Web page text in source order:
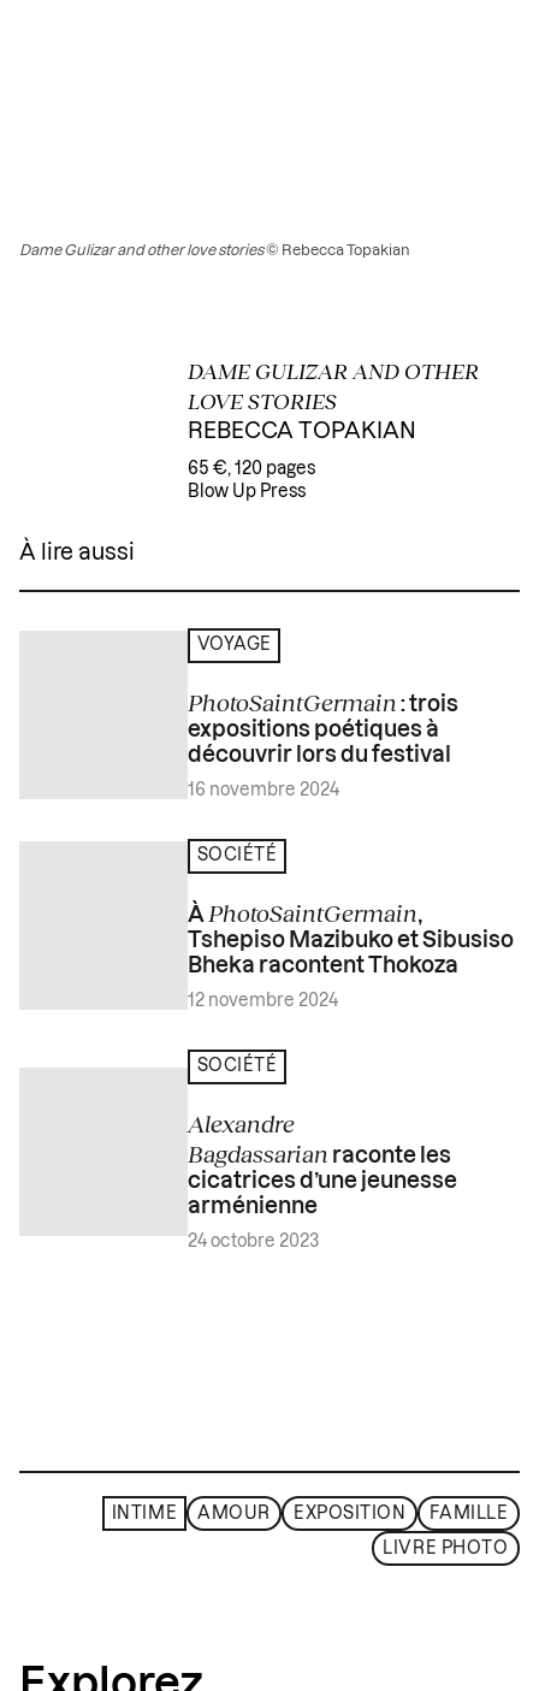
Dame Gulizar and other love stories© Rebecca Topakian
DAME GULIZAR AND OTHER
LOVE STORIES
REBECCA TOPAKIAN
65 €, 120 pages
Blow Up Press
À lire aussi
VOYAGE
PhotoSaintGermain : trois
expositions poétiques à
découvrir lors du festival
16 novembre 2024
SOCIÉTÉ
À PhotoSaintGermain,
Tshepiso Mazibuko et Sibusiso
Bheka racontent Thokoza
12 novembre 2024
SOCIÉTÉ
Alexandre
Bagdassarian raconte les
cicatrices d’une jeunesse
arménienne
24 octobre 2023
INTIME AMOUR EXPOSITION FAMILLE
LIVRE PHOTO